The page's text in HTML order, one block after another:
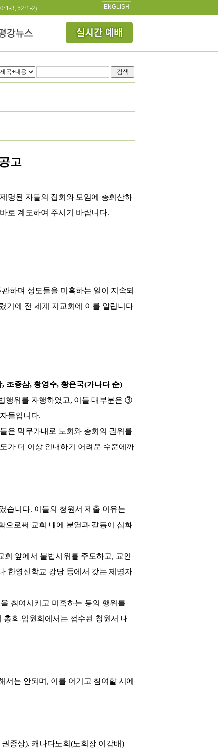
3, 62:1-2) ENGLISH
검색
고
명된 자들의 집회와 모임에 총회산하
로 계도하여 주시기 바랍니다.
하며 성도들을 미혹하는 일이 지속되
기에 전 세계 지교회에 이를 알립니다
, 조종삼, 황영수, 황은국(가나다 순)
행위를 자행하였고, 이들 대부분은 ③
들입니다.
은 막무가내로 노회와 총회의 권위를
가 더 이상 인내하기 어려운 수준에까
습니다. 이들의 청원서 제출 이유는
으로써 교회 내에 분열과 갈등이 심화
회 앞에서 불법시위를 주도하고, 교인
한영신학교 강당 등에서 갖는 제명자
참여시키고 미혹하는 등의 행위를
회 임원회에서는 접수된 청원서 내
서는 안되며 , 이를 어기고 참여할 시에
권종상), 캐나다노회 (노회장 이갑배)